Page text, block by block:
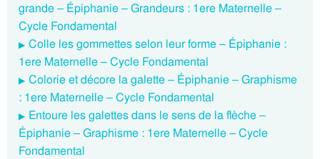
grande – Épiphanie – Grandeurs : 1ere Maternelle –
Cycle Fondamental
Colle les gommettes selon leur forme – Épiphanie :
1ere Maternelle – Cycle Fondamental
Colorie et décore la galette – Épiphanie – Graphisme
: 1ere Maternelle – Cycle Fondamental
Entoure les galettes dans le sens de la flèche –
Épiphanie – Graphisme : 1ere Maternelle – Cycle
Fondamental